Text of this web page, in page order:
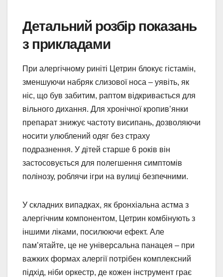
Детальний розбір показань
з прикладами
При алергічному риніті Цетрин блокує гістамін,
зменшуючи набряк слизової носа – уявіть, як
ніс, що був забитим, раптом відкривається для
вільного дихання. Для хронічної кропив’янки
препарат знижує частоту висипань, дозволяючи
носити улюблений одяг без страху
подразнення. У дітей старше 6 років він
застосовується для полегшення симптомів
полінозу, роблячи ігри на вулиці безпечними.
У складних випадках, як бронхіальна астма з
алергічним компонентом, Цетрин комбінують з
іншими ліками, посилюючи ефект. Але
пам’ятайте, це не універсальна панацея – при
важких формах алергії потрібен комплексний
підхід, ніби оркестр, де кожен інструмент грає